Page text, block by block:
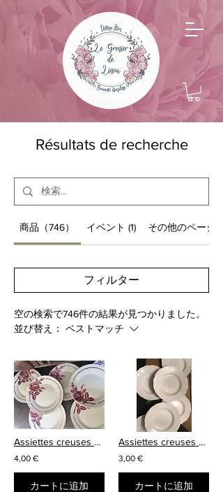
Résultats de recherche
商品（746） イベント (1) その他のページ（
フィルター
空の検索で746件の結果が見つかりました。
並び替え：
ベストマッチ
Assiettes creuses Orchies modèle Raoul
4,00 €
カートに追加
Assiettes creuses blanches
3,00 €
カートに追加